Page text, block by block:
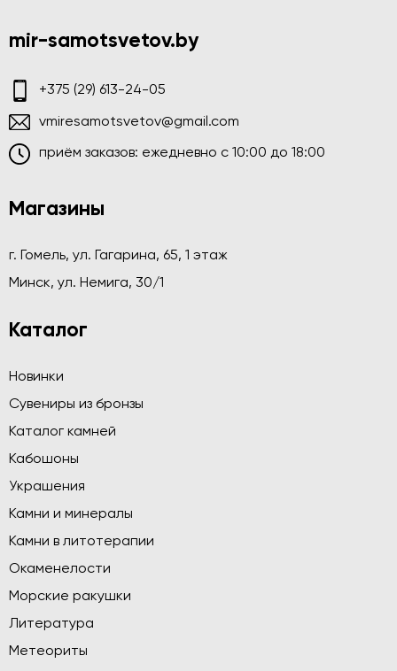
mir-samotsvetov.by
+375 (29) 613-24-05
vmiresamotsvetov@gmail.com
приём заказов: ежедневно c 10:00 до 18:00
Магазины
г. Гомель, ул. Гагарина, 65, 1 этаж
Минск, ул. Немига, 30/1
Каталог
Новинки
Сувениры из бронзы
Каталог камней
Кабошоны
Украшения
Камни и минералы
Камни в литотерапии
Окаменелости
Морские ракушки
Литература
Метеориты